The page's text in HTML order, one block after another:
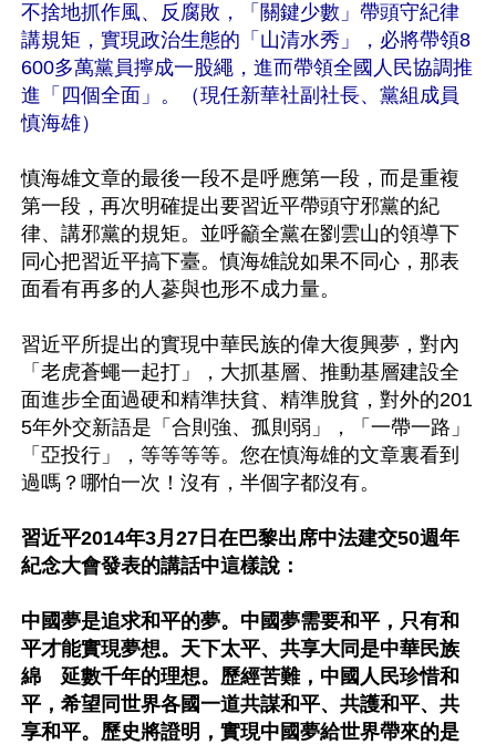
不捨地抓作風、反腐敗，「關鍵少數」帶頭守紀律
講規矩，實現政治生態的「山清水秀」，必將帶領8
600多萬黨員擰成一股繩，進而帶領全國人民協調推
進「四個全面」。（現任新華社副社長、黨組成員
慎海雄）
慎海雄文章的最後一段不是呼應第一段，而是重複
第一段，再次明確提出要習近平帶頭守邪黨的紀
律、講邪黨的規矩。並呼籲全黨在劉雲山的領導下
同心把習近平搞下臺。慎海雄說如果不同心，那表
面看有再多的人蔘與也形不成力量。
習近平所提出的實現中華民族的偉大復興夢，對內
「老虎蒼蠅一起打」，大抓基層、推動基層建設全
面進步全面過硬和精準扶貧、精準脫貧，對外的201
5年外交新語是「合則強、孤則弱」，「一帶一路」
「亞投行」，等等等等。您在慎海雄的文章裏看到
過嗎？哪怕一次！沒有，半個字都沒有。
習近平2014年3月27日在巴黎出席中法建交50週年
紀念大會發表的講話中這樣說：
中國夢是追求和平的夢。中國夢需要和平，只有和
平才能實現夢想。天下太平、共享大同是中華民族
綿　延數千年的理想。歷經苦難，中國人民珍惜和
平，希望同世界各國一道共謀和平、共護和平、共
享和平。歷史將證明，實現中國夢給世界帶來的是